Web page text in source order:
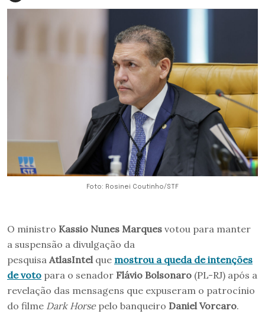
Foto: Rosinei Coutinho/STF
O ministro Kassio Nunes Marques votou para manter
a suspensão a divulgação da
pesquisa AtlasIntel que mostrou a queda de intenções
de voto para o senador Flávio Bolsonaro (PL-RJ) após a
revelação das mensagens que expuseram o patrocínio
do filme Dark Horsepelo banqueiro Daniel Vorcaro.